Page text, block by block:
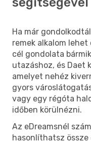
Ha már gondolkodtál
remek alkalom
cél gondolata
utazáshoz, és Daet
amelyet nehéz
gyors
vagy egy régóta
időben körülnézni.
Az eDreamsnél
hasonlíthatsz össze